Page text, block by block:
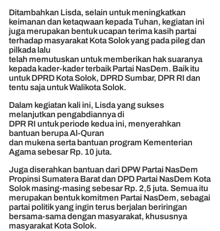
Ditambahkan Lisda, selain untuk meningkatkan
keimanan dan ketaqwaan kepada Tuhan, kegiatan ini
juga merupakan bentuk ucapan terima kasih partai
terhadap masyarakat Kota Solok yang pada pileg dan
pilkada lalu
telah memutuskan untuk memberikan hak suaranya
kepada kader-kader terbaik Partai NasDem. Baik itu
untuk DPRD Kota Solok, DPRD Sumbar, DPR RI dan
tentu saja untuk Walikota Solok.
Dalam kegiatan kali ini, Lisda yang sukses
melanjutkan pengabdiannya di
DPR RI untuk periode kedua ini, menyerahkan
bantuan berupa Al-Quran
dan mukena serta bantuan program Kementerian
Agama sebesar Rp. 10 juta.
Juga diserahkan bantuan dari DPW Partai NasDem
Propinsi Sumatera Barat dan DPD Partai NasDem Kota
Solok masing-masing sebesar Rp. 2,5 juta. Semua itu
merupakan bentuk komitmen Partai NasDem, sebagai
partai politik yang ingin terus berjalan beriringan
bersama-sama dengan masyarakat, khususnya
masyarakat Kota Solok.